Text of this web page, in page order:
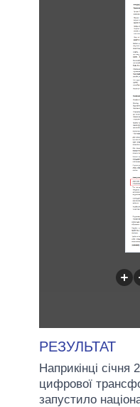
РЕЗУЛЬТАТ
Наприкінці січня
цифрової
запустило